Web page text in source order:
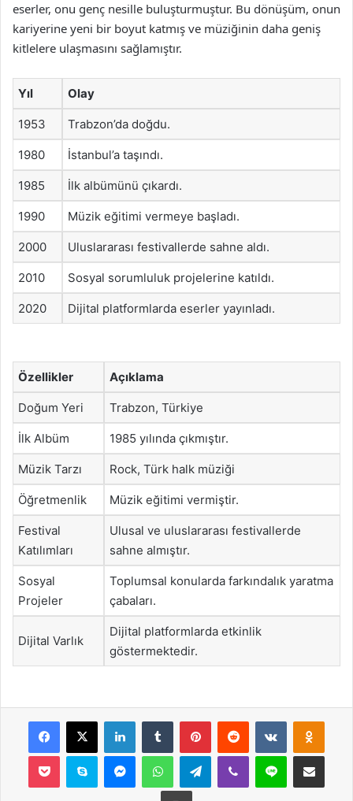
eserler, onu genç nesille buluşturmuştur. Bu dönüşüm, onun
kariyerine yeni bir boyut katmış ve müziğinin daha geniş
kitlelere ulaşmasını sağlamıştır.
Yıl Olay
1953 Trabzon’da doğdu.
1980 İstanbul’a taşındı.
1985 İlk albümünü çıkardı.
1990 Müzik eğitimi vermeye başladı.
2000 Uluslararası festivallerde sahne aldı.
2010 Sosyal sorumluluk projelerine katıldı.
2020 Dijital platformlarda eserler yayınladı.
Özellikler Açıklama
Doğum Yeri Trabzon, Türkiye
İlk Albüm 1985 yılında çıkmıştır.
Müzik Tarzı Rock, Türk halk müziği
Öğretmenlik Müzik eğitimi vermiştir.
Festival
Katılımları
Ulusal ve uluslararası festivallerde
sahne almıştır.
Sosyal
Projeler
Toplumsal konularda farkındalık yaratma
çabaları.
Dijital Varlık
Dijital platformlarda etkinlik
göstermektedir.
Facebook
X LinkedInTumblr PinterestReddit VKontakte
Pocket Skype MessengerWhatsAppTelegramViber Line E-Posta ile
Yazdır